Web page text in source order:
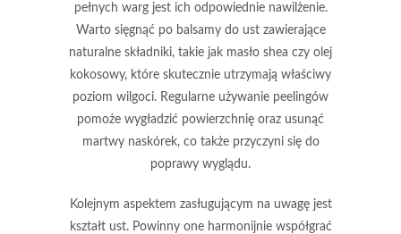
pełnych warg jest ich odpowiednie nawilżenie.
Warto sięgnąć po balsamy do ust zawierające
naturalne składniki, takie jak masło shea czy olej
kokosowy, które skutecznie utrzymają właściwy
poziom wilgoci. Regularne używanie peelingów
pomoże wygładzić powierzchnię oraz usunąć
martwy naskórek, co także przyczyni się do
poprawy wyglądu.
Kolejnym aspektem zasługującym na uwagę jest
kształt ust. Powinny one harmonijnie współgrać